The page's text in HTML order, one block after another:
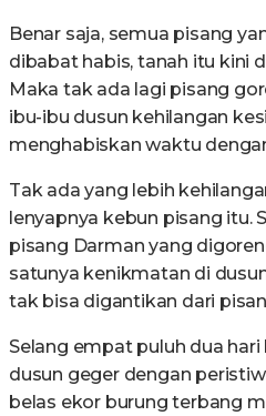
Benar saja, semua pisang
dibabat habis, tanah itu kini
Maka tak ada lagi pisang
ibu-ibu dusun kehilangan
menghabiskan waktu
Tak ada yang lebih
lenyapnya kebun pisang itu.
pisang Darman yang
satunya kenikmatan di
tak bisa digantikan dari
Selang empat puluh dua
dusun geger dengan
belas ekor burung terbang